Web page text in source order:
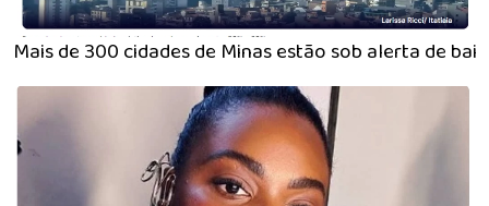
Mais de 300 cidades de Minas estão sob alerta de